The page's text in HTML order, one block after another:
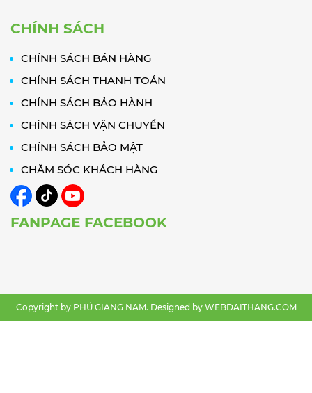
CHÍNH SÁCH
CHÍNH SÁCH BÁN HÀNG
CHÍNH SÁCH THANH TOÁN
CHÍNH SÁCH BẢO HÀNH
CHÍNH SÁCH VẬN CHUYỂN
CHÍNH SÁCH BẢO MẬT
CHĂM SÓC KHÁCH HÀNG
FANPAGE FACEBOOK
Copyright by PHÚ GIANG NAM. Designed by WEBDAITHANG.COM